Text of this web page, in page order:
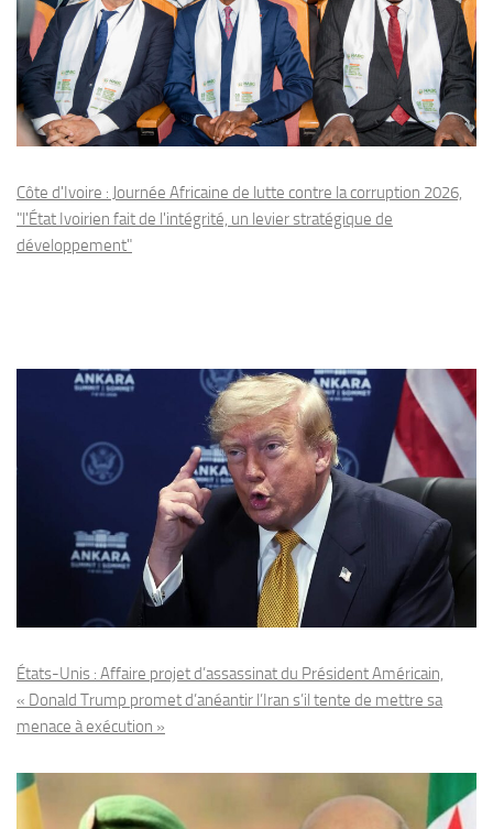
Côte d'Ivoire : Journée Africaine de lutte contre la corruption 2026,
"l'État Ivoirien fait de l'intégrité, un levier stratégique de
développement"
États-Unis : Affaire projet d’assassinat du Président Américain,
« Donald Trump promet d’anéantir l’Iran s’il tente de mettre sa
menace à exécution »